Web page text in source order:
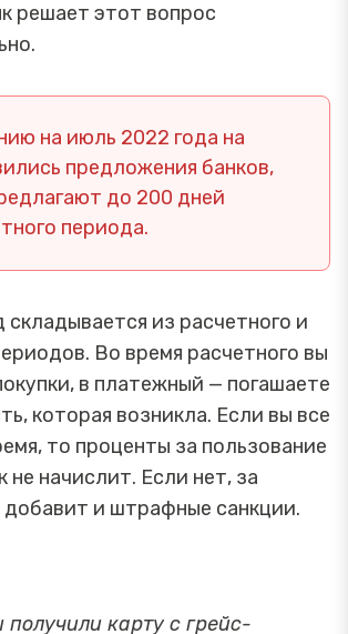
решает этот вопрос
на июль 2022 года на
предложения банков,
до 200 дней
периода.
складывается из расчетного и
Во время расчетного вы
в платежный — погашаете
которая возникла. Если вы все
то проценты за пользование
не начислит. Если нет, за
добавит и штрафные санкции.
получили карту с грейс-